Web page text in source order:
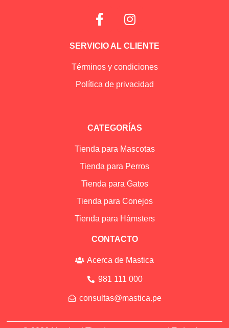
SERVICIO AL CLIENTE
Términos y condiciones
Política de privacidad
CATEGORÍAS
Tienda para Mascotas
Tienda para Perros
Tienda para Gatos
Tienda para Conejos
Tienda para Hámsters
CONTACTO
Acerca de Mastica
981 111 000
consultas@mastica.pe